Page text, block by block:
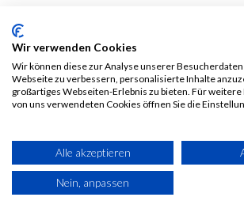
MEIN KONTO
Mein Konto
Wir verwenden Cookies
Wir können diese zur Analyse unserer
Webseite zu verbessern, personalisierte Inhalte
großartiges Webseiten-Erlebnis zu bieten. Für
von uns verwendeten Cookies öffnen Sie die
Alle akzeptieren
Nein, anpassen